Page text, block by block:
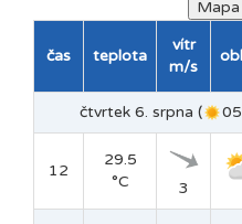
čas teplota
vítr
m/s
čtvrtek 6. srpna (
12
29.5
°C
3